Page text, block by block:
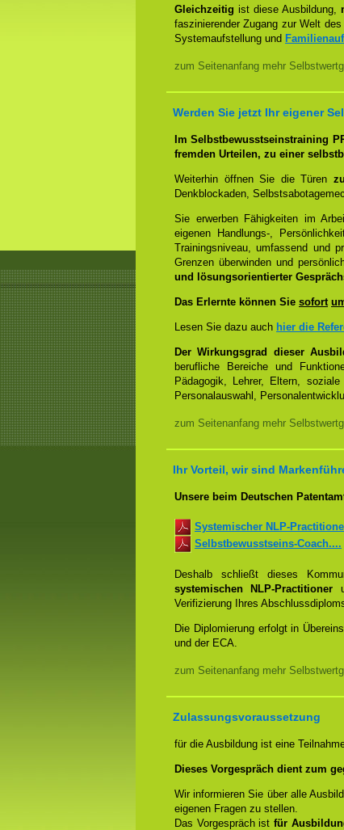
Gleichzeitigist diese Ausbildung,
faszinierender Zugang zur Welt des
Systemaufstellung und
zum Seitenanfang mehr
Werden Sie jetzt Ihr eigener
Im Selbstbewusstseinstraining
fremden Urteilen, zu einer
Weiterhin öffnen Sie die Türen
Denkblockaden,
Sie erwerben Fähigkeiten im
eigenen Handlungs-,
Trainingsniveau, umfassend und
Grenzen überwinden und
und lösungsorientierter
Das Erlernte können Sie sofort
Lesen Sie dazu auch hier die
Der Wirkungsgrad dieser
berufliche Bereiche und
Pädagogik, Lehrer, Eltern,
Personalauswahl,
zum Seitenanfang mehr
Ihr Vorteil, wir sind
Unsere beim Deutschen
Systemischer NLP-
Selbstbewusstseins-Coach....
Deshalb schließt dieses
systemischen NLP-Practitioner
Verifizierung Ihres
Die Diplomierung erfolgt in
und der ECA.
zum Seitenanfang mehr
Zulassungsvoraussetzung
für die Ausbildung ist eine
Dieses Vorgespräch dient zum
Wir informieren Sie über alle
eigenen Fragen zu stellen.
Das Vorgespräch ist für